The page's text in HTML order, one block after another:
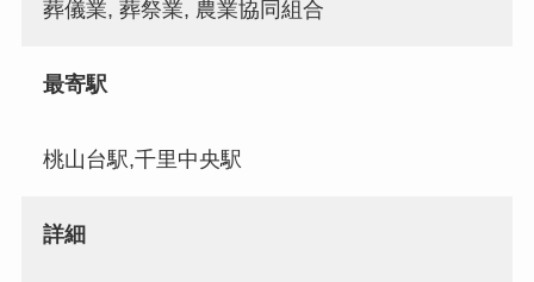
葬儀業, 葬祭業, 農業協同組合
最寄駅
桃山台駅,千里中央駅
詳細